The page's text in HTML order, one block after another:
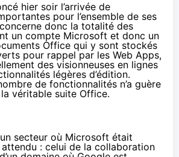
hier soir l’arrivée de
pour l’ensemble de ses
donc la totalité des
un compte Microsoft et donc un
Office qui y sont stockés
pour rappel par les Web Apps,
des visionneuses en lignes
légères d’édition.
de fonctionnalités n’a guère
véritable suite Office.
secteur où Microsoft était
: celui de la collaboration